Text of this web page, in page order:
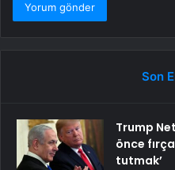
Son
Trump
önce
tutmak’